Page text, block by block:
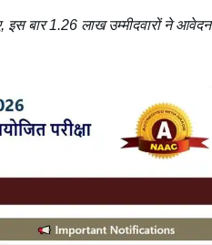
बार 1.26 लाख उम्मीदवारों ने आवेदन